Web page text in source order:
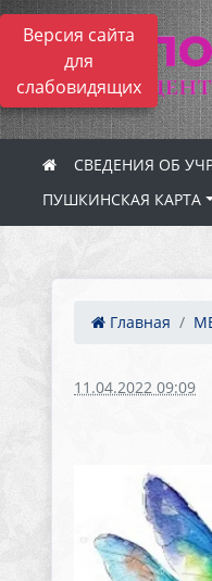
Версия сайта
для
слабовидящих
СВЕДЕНИЯ ОБ
ПУШКИНСКАЯ КАРТА
Главная
11.04.2022 09:09